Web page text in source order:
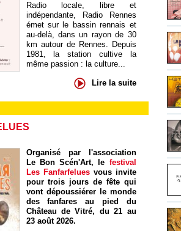
Radio locale, libre et
indépendante, Radio Rennes
émet sur le bassin rennais et
au-delà, dans un rayon de 30
km autour de Rennes. Depuis
1981, la station cultive la
même passion : la culture...
Lire la suite
Organisé par l'association
Le Bon Scén'Art, le festival
Les Fanfarfelues vous invite
pour trois jours de fête qui
vont dépoussiérer le monde
des fanfares au pied du
Château de Vitré, du 21 au
23 août 2026.